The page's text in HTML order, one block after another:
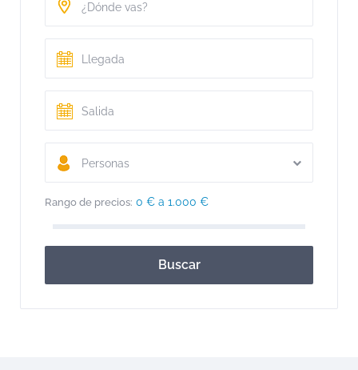
Personas
Rango de precios: 0 € a 1.000 €
Buscar